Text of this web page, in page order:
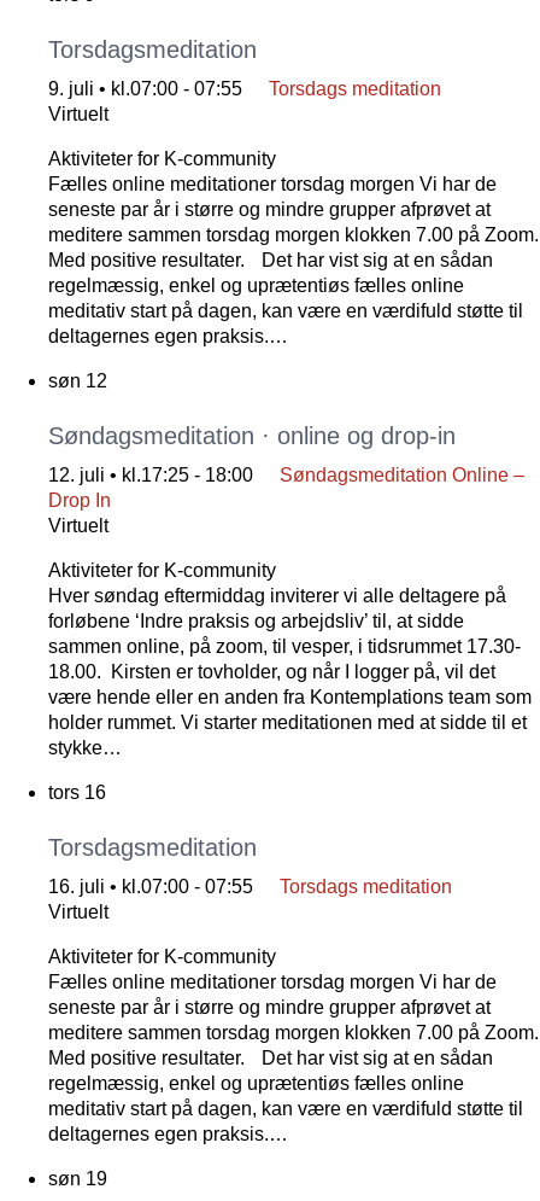
Torsdagsmeditation
9. juli • kl.07:00 - 07:55
Torsdags meditation
Virtuelt
Aktiviteter for K-community
Fælles online meditationer torsdag morgen Vi har de
seneste par år i større og mindre grupper afprøvet at
meditere sammen torsdag morgen klokken 7.00 på Zoom.
Med positive resultater. Det har vist sig at en sådan
regelmæssig, enkel og uprætentiøs fælles online
meditativ start på dagen, kan være en værdifuld støtte til
deltagernes egen praksis.…
søn 12
Søndagsmeditation · online og drop-in
12. juli • kl.17:25 - 18:00
Søndagsmeditation Online –
Drop In
Virtuelt
Aktiviteter for K-community
Hver søndag eftermiddag inviterer vi alle deltagere på
forløbene ‘Indre praksis og arbejdsliv’ til, at sidde
sammen online, på zoom, til vesper, i tidsrummet 17.30-
18.00. Kirsten er tovholder, og når I logger på, vil det
være hende eller en anden fra Kontemplations team som
holder rummet. Vi starter meditationen med at sidde til et
stykke…
tors 16
Torsdagsmeditation
16. juli • kl.07:00 - 07:55
Torsdags meditation
Virtuelt
Aktiviteter for K-community
Fælles online meditationer torsdag morgen Vi har de
seneste par år i større og mindre grupper afprøvet at
meditere sammen torsdag morgen klokken 7.00 på Zoom.
Med positive resultater. Det har vist sig at en sådan
regelmæssig, enkel og uprætentiøs fælles online
meditativ start på dagen, kan være en værdifuld støtte til
deltagernes egen praksis.…
søn 19